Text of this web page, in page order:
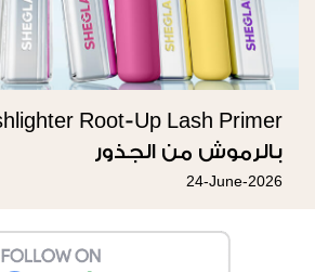
بالرموش من الجذور
24-June-2026